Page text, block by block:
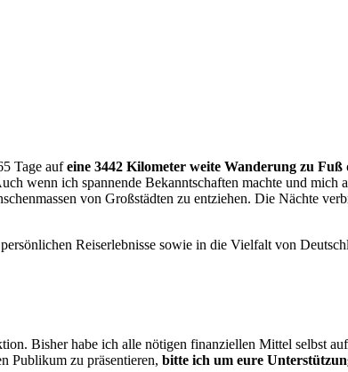
Tage aufeine 3442 Kilometer weite Wanderung zu
wenn ich spannende Bekanntschaften machte und
von Großstädten zu entziehen. Die Nächte
Reiserlebnisse sowie in die Vielfalt von
Bisher habe ich alle nötigen finanziellen Mittel selbst
Publikum zu präsentieren, bitte ich um eure